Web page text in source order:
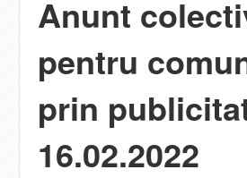
Anunt
pentru
prin
16.02.2022